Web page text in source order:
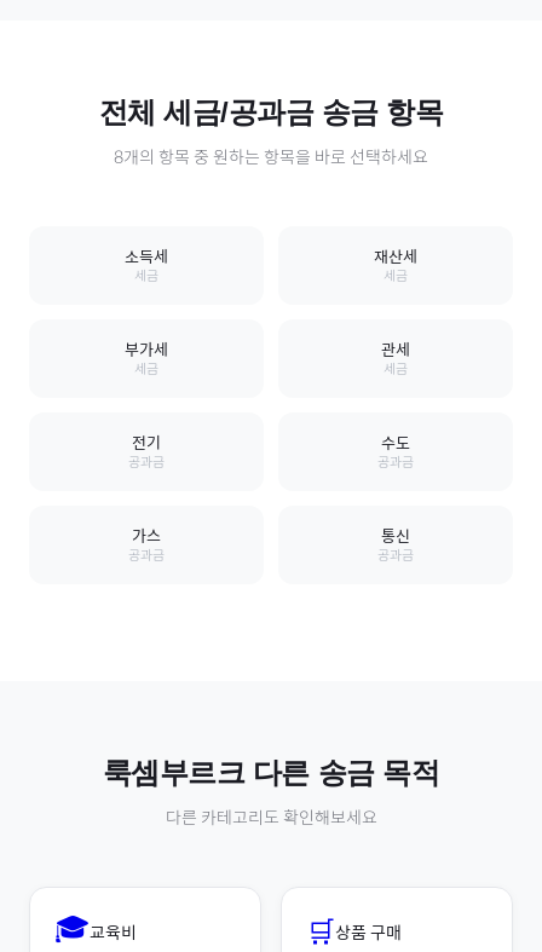
전체세금/공과금송금 항목
8개의 항목 중 원하는 항목을 바로 선택하세요
소득세
세금
재산세
세금
부가세
세금
관세
세금
전기
공과금
수도
공과금
가스
공과금
통신
공과금
룩셈부르크다른 송금 목적
다른 카테고리도 확인해보세요
🎓교육비 🛒상품 구매